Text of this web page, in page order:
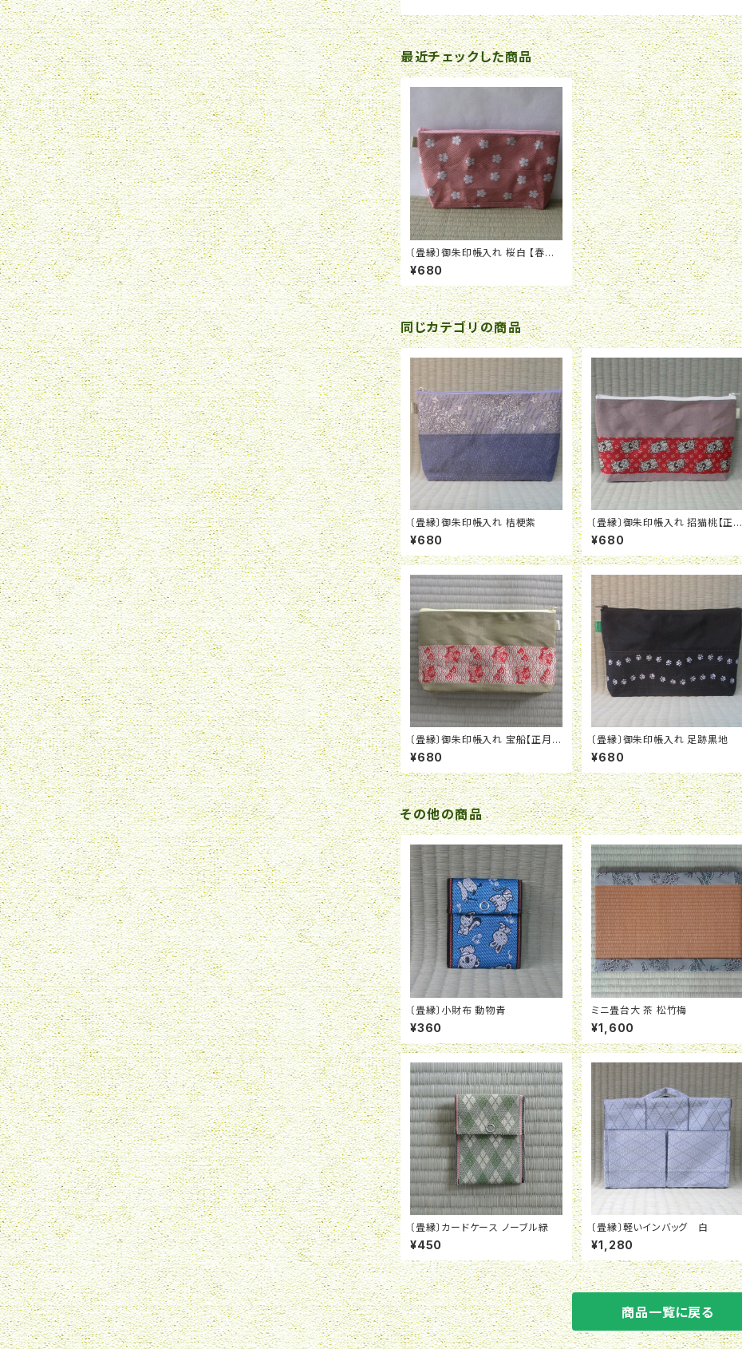
最近チェックした商品
〔畳縁〕御朱印帳入れ 桜白 【春お
すすめ】
¥680
同じカテゴリの商品
〔畳縁〕御朱印帳入れ 桔梗紫
¥680
〔畳縁〕御朱印帳入れ 招猫桃【正月
おすすめ】
¥680
〔畳縁〕御朱印帳入れ 宝船【正月お
すすめ】
¥680
〔畳縁〕御朱印帳入れ 足跡黒地
¥680
その他の商品
〔畳縁〕小財布 動物青
¥360
ミニ畳台大 茶 松竹梅
¥1,600
〔畳縁〕カードケース ノーブル緑
¥450
〔畳縁〕軽いインバッグ 白
¥1,280
商品一覧に戻る